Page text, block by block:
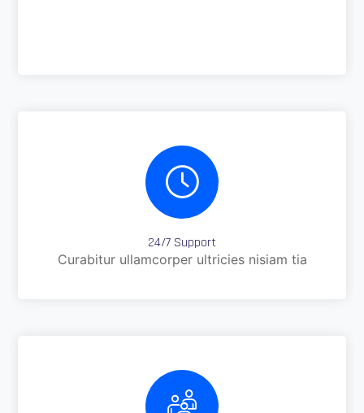
24/7 Support
Curabitur ullamcorper ultricies nisiam tia